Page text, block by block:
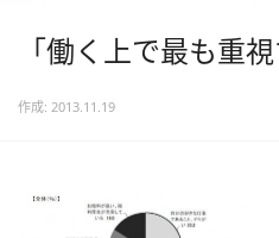
「働く上で最も重
作成: 2013.11.19